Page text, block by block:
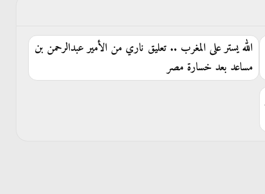
الله يستر على المغرب .. تعليق ناري من الأمير عبدالرحمن بن
مساعد بعد خسارة مصر